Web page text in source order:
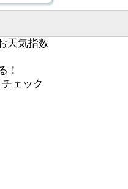
天気指数
！
ェック